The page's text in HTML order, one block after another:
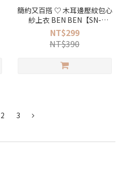
簡約又百搭 ♡ 木耳邊壓紋包心
紗上衣 BEN BEN【SN-
10408】現貨
NT$299
NT$390
2 3